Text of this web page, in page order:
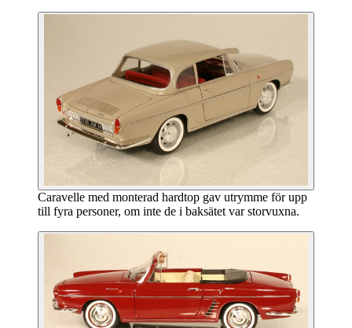
Caravelle med monterad hardtop gav utrymme för upp
till fyra personer, om inte de i baksätet var storvuxna.